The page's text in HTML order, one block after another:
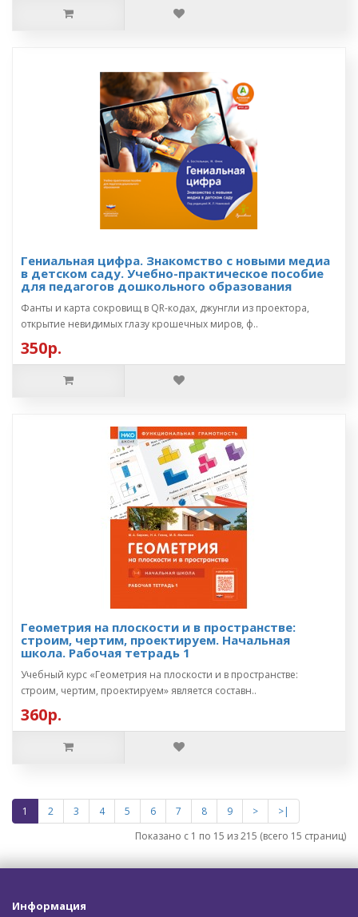
Гениальная цифра. Знакомство с новыми медиа
в детском саду. Учебно-практическое пособие
для педагогов дошкольного образования
Фанты и карта сокровищ в QR-кодах, джунгли из проектора,
открытие невидимых глазу крошечных миров, ф..
350р.
Геометрия на плоскости и в пространстве:
строим, чертим, проектируем. Начальная
школа. Рабочая тетрадь 1
Учебный курс «Геометрия на плоскости и в пространстве:
строим, чертим, проектируем» является составн..
360р.
1 2 3 4 5 6 7 8 9 >
>|
Показано с 1 по 15 из 215 (всего 15 страниц)
Информация